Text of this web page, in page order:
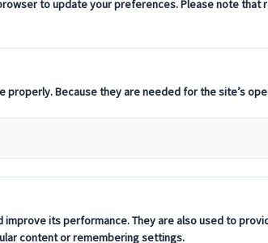
ントと巡るプライベート観光(
料金・
【公
光・ナ